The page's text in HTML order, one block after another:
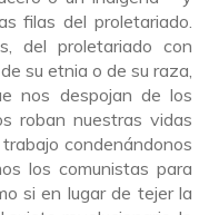
filas del proletariado.
del proletariado con
su etnia o de su raza,
nos despojan de los
roban nuestras vidas
condenándonos
los comunistas para
si en lugar de tejer la